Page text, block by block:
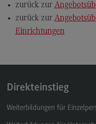
zurück zur
zurück zur
Einrichtungen
Direkteinstieg
Weiterbildungen für